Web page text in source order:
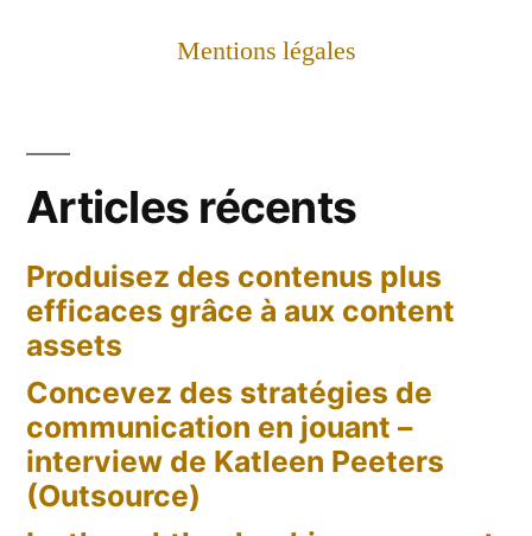
Nano-
Mentions légales
Articles récents
Produisez des contenus plus
efficaces grâce à aux content
assets
Concevez des stratégies de
communication en jouant –
interview de Katleen Peeters
(Outsource)